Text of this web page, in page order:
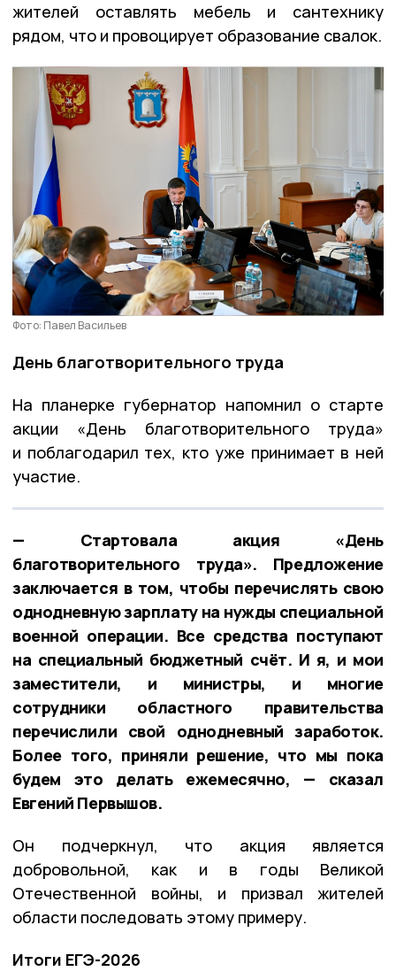
жителей оставлять мебель и сантехнику
рядом, что и провоцирует образование свалок.
Фото: Павел Васильев
День благотворительного труда
На планерке губернатор напомнил о старте
акции «День благотворительного труда»
и поблагодарил тех, кто уже принимает в ней
участие.
— Стартовала акция «День
благотворительного труда». Предложение
заключается в том, чтобы перечислять свою
однодневную зарплату на нужды специальной
военной операции. Все средства поступают
на специальный бюджетный счёт. И я, и мои
заместители, и министры, и многие
сотрудники областного правительства
перечислили свой однодневный заработок.
Более того, приняли решение, что мы пока
будем это делать ежемесячно, — сказал
Евгений Первышов.
Он подчеркнул, что акция является
добровольной, как и в годы Великой
Отечественной войны, и призвал жителей
области последовать этому примеру.
Итоги ЕГЭ-2026